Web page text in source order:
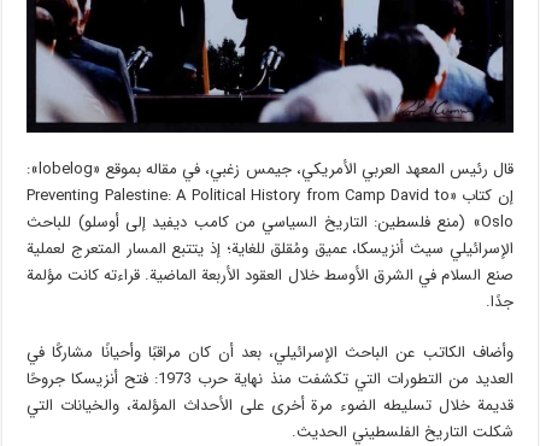
قال رئيس المعهد العربي الأمريكي، جيمس زغبي، في مقاله بموقع «lobelog»:
إن كتاب «Preventing Palestine: A Political History from Camp David to
Oslo» (منع فلسطين: التاريخ السياسي من كامب ديفيد إلى أوسلو) للباحث
الإسرائيلي سيث أنزيسكا، عميق ومُقلق للغاية؛ إذ يتتبع المسار المتعرج لعملية
صنع السلام في الشرق الأوسط خلال العقود الأربعة الماضية. قراءته كانت مؤلمة
جدًا.
وأضاف الكاتب عن الباحث الإسرائيلي، بعد أن كان مراقبًا وأحيانًا مشاركًا في
العديد من التطورات التي تكشفت منذ نهاية حرب 1973: فتح أنزيسكا جروحًا
قديمة خلال تسليطه الضوء مرة أخرى على الأحداث المؤلمة، والخيانات التي
شكلت التاريخ الفلسطيني الحديث.